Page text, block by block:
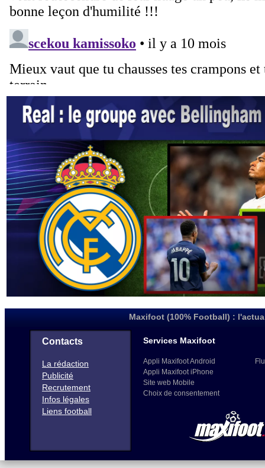
Maxifoot (100% Football) :
Contacts
La rédaction
Publicité
Recrutement
Infos légales
Liens football
Services Maxifoot
Appli Maxifoot Android
Appli Maxifoot iPhone
Site web Mobile
Choix de consentement